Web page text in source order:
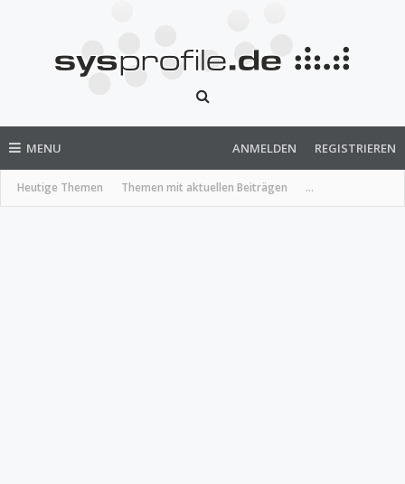
MENU
Heutige Themen Themen mit aktuellen Beiträgen ...
ANMELDEN REGISTRIEREN